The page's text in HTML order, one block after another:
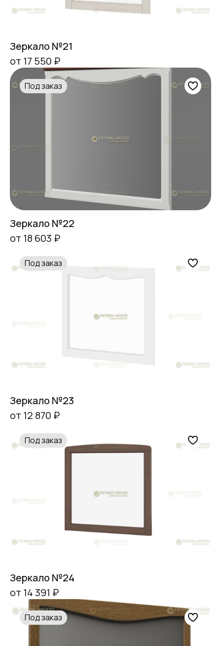
Зеркало №21
от 17 550 ₽
Под заказ
Зеркало №22
от 18 603 ₽
Под заказ
Зеркало №23
от 12 870 ₽
Под заказ
Зеркало №24
от 14 391 ₽
Под заказ